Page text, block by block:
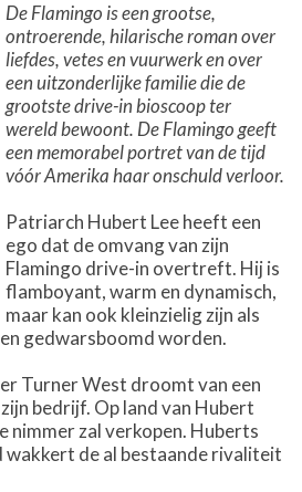
De Flamingo is een grootse,
ontroerende, hilarische roman over
liefdes, vetes en vuurwerk en over
een uitzonderlijke familie die de
grootste drive-in bioscoop ter
wereld bewoont. De Flamingo geeft
een memorabel portret van de tijd
vóór Amerika haar onschuld verloor.
Patriarch Hubert Lee heeft een
ego dat de omvang van zijn
Flamingo drive-in overtreft. Hij is
flamboyant, warm en dynamisch,
maar kan ook kleinzielig zijn als
gedwarsboomd worden.
Turner West droomt van een
bedrijf. Op land van Hubert
nimmer zal verkopen. Huberts
wakkert de al bestaande rivaliteit